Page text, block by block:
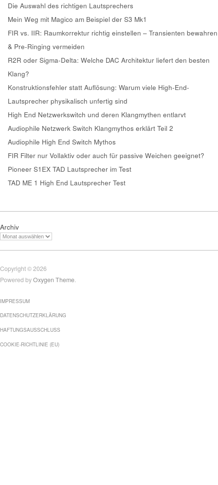
Die Auswahl des richtigen Lautsprechers
Mein Weg mit Magico am Beispiel der S3 Mk1
FIR vs. IIR: Raumkorrektur richtig einstellen – Transienten bewahren
& Pre-Ringing vermeiden
R2R oder Sigma-Delta: Welche DAC Architektur liefert den besten
Klang?
Konstruktionsfehler statt Auflösung: Warum viele High-End-
Lautsprecher physikalisch unfertig sind
High End Netzwerkswitch und deren Klangmythen entlarvt
Audiophile Netzwerk Switch Klangmythos erklärt Teil 2
Audiophile High End Switch Mythos
FIR Filter nur Vollaktiv oder auch für passive Weichen geeignet?
Pioneer S1EX TAD Lautsprecher im Test
TAD ME 1 High End Lautsprecher Test
Archiv
Copyright © 2026
Powered byOxygen Theme
IMPRESSUM
DATENSCHUTZERKLÄRUNG
HAFTUNGSAUSSCHLUSS
COOKIE-RICHTLINIE (EU)